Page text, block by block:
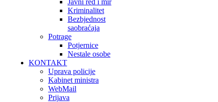
Javni red i mir
Kriminalitet
Bezbjednost
saobraćaja
Potrage
Potjernice
Nestale osobe
KONTAKT
Uprava policije
Kabinet ministra
WebMail
Prijava